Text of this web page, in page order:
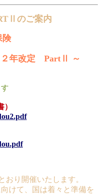
のご案内
険
２年改定 PartⅡ ～
り開催いたします。
けて、国は着々と準備を